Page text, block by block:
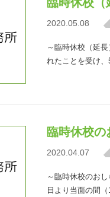
2020.05.08
～臨時休校（延
れたことを受け
臨時休校の
2020.04.07
～臨時休校のお
日より当面の間